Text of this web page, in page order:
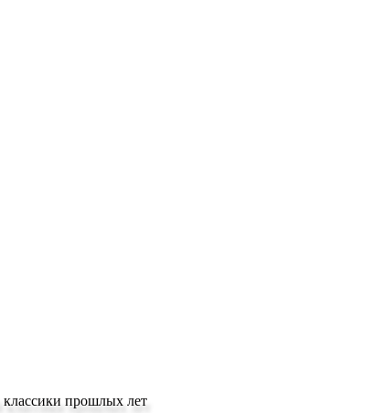
прошлых лет